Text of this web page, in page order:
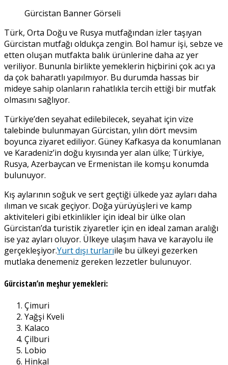
Gürcistan Banner Görseli
Türk, Orta Doğu ve Rusya mutfağından izler taşıyan
Gürcistan mutfağı oldukça zengin. Bol hamur işi, sebze ve
etten oluşan mutfakta balık ürünlerine daha az yer
veriliyor. Bununla birlikte yemeklerin hiçbirini çok acı ya
da çok baharatlı yapılmıyor. Bu durumda hassas bir
mideye sahip olanların rahatlıkla tercih ettiği bir mutfak
olmasını sağlıyor.
Türkiye’den seyahat edilebilecek, seyahat için vize
talebinde bulunmayan Gürcistan, yılın dört mevsim
boyunca ziyaret ediliyor. Güney Kafkasya da konumlanan
ve Karadeniz’in doğu kıyısında yer alan ülke; Türkiye,
Rusya, Azerbaycan ve Ermenistan ile komşu konumda
bulunuyor.
Kış aylarının soğuk ve sert geçtiği ülkede yaz ayları daha
ılıman ve sıcak geçiyor. Doğa yürüyüşleri ve kamp
aktiviteleri gibi etkinlikler için ideal bir ülke olan
Gürcistan’da turistik ziyaretler için en ideal zaman aralığı
ise yaz ayları oluyor. Ülkeye ulaşım hava ve karayolu ile
gerçekleşiyor.Yurt dışı turlarıile bu ülkeyi gezerken
mutlaka denemeniz gereken lezzetler bulunuyor.
Gürcistan’ın meşhur yemekleri:
Çimuri
Yağşi Kveli
Kalaco
Çilburi
Lobio
Hinkal